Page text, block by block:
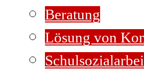
Beratung
Lösung von